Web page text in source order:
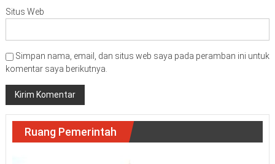
Situs Web
Simpan nama, email, dan situs web saya pada peramban ini untuk
komentar saya berikutnya.
Ruang Pemerintah